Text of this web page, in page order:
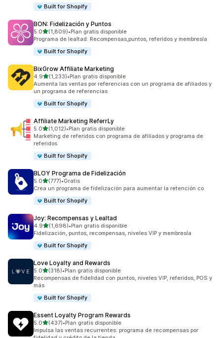
Built for Shopify
BON: Fidelización y Puntos
5.0de 5 estrellas
(1,809)
1809 reseñas en total
•Plan gratis disponible
Programa de lealtad: Recompensas,puntos, referidos y membresía
Built for Shopify
BixGrow Affiliate Marketing
4.9de 5 estrellas
(1,233)
1233 reseñas en total
•Plan gratis disponible
Aumenta las ventas por referencias con un programa de afiliados y
un programa de referencias
Built for Shopify
Affiliate Marketing ReferrLy
5.0de 5 estrellas
(1,012)
1012 reseñas en total
•Plan gratis disponible
Marketing de referidos con programa de afiliados y programa de
referidos
Built for Shopify
BLOY Programa de Fidelización
5.0de 5 estrellas
(777)
777 reseñas en total
•Gratis
Crea un programa de fidelización para aumentar la retención co
Built for Shopify
Joy: Recompensas y Lealtad
4.9de 5 estrellas
(1,698)
1698 reseñas en total
•Plan gratis disponible
Fidelización, puntos, recompensas, niveles VIP y membresía
Built for Shopify
Love Loyalty and Rewards
5.0de 5 estrellas
(318)
318 reseñas en total
•Plan gratis disponible
Recompensas de fidelidad con puntos, niveles VIP, referidos, POS y
más
Built for Shopify
Essent Loyalty Program Rewards
5.0de 5 estrellas
(437)
437 reseñas en total
•Plan gratis disponible
Impulsa las ventas recurrentes: programa de recompensas por